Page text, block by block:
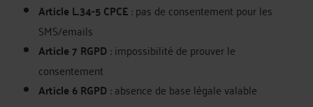
Article L.34-5 CPCE: pas de consentement pour les
SMS/emails
Article 7 RGPD: impossibilité de prouver le
consentement
Article 6 RGPD: absence de base légale valable